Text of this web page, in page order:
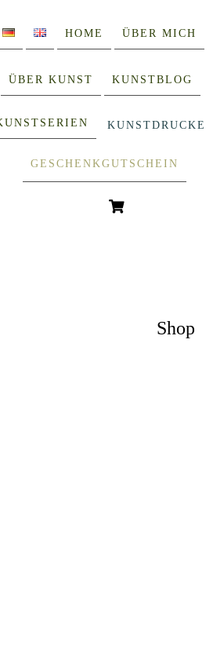
HOME ÜBER MICH
ÜBER KUNST KUNSTBLOG
KUNSTDRUCKE
GESCHENKGUTSCHEIN
Shop